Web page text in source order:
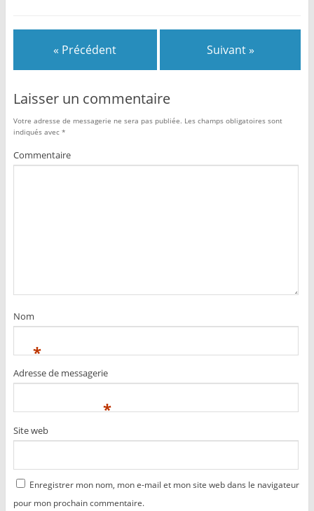
« Précédent Suivant »
Laisser un commentaire
Votre adresse de messagerie ne sera pas publiée. Les champs obligatoires sont
indiqués avec *
Commentaire
Nom
*
Adresse de messagerie
*
Site web
Enregistrer mon nom, mon e-mail et mon site web dans le navigateur
pour mon prochain commentaire.